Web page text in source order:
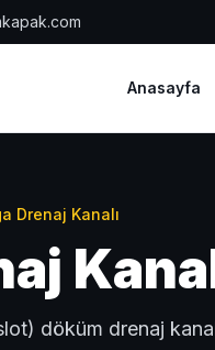
Anasayfa
Drenaj Kanalı
döküm drenaj